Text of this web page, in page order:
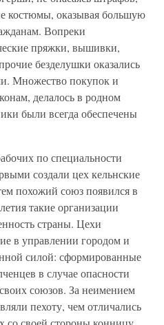
костюмы, оказывая большую
Вопреки
пряжки, вышивки,
безделушки оказались
Множество покупок и
делалось в родном
были всегда обеспечены
по специальности
создали цех кельнские
похожий союз появился в
такие организации
страны. Цехи
в управлении городом и
силой: сформированные
в случае опасности
союзов. За неимением
пехоту, чем отличались